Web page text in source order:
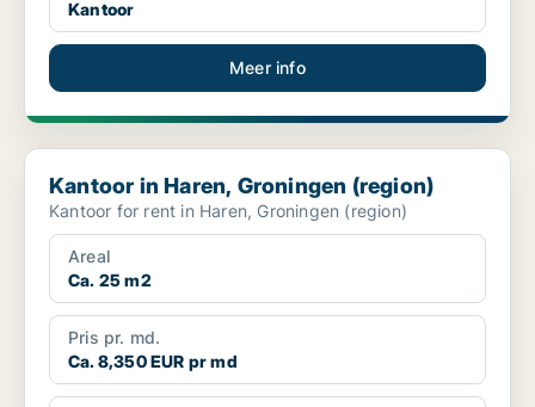
Kantoor
Meer info
Kantoor in Haren, Groningen (region)
Kantoor in Haren, Groningen (region)
Kantoor for rent in Haren, Groningen (region)
Areal
Ca. 25 m2
Pris pr. md.
Ca. 8,350 EUR pr md